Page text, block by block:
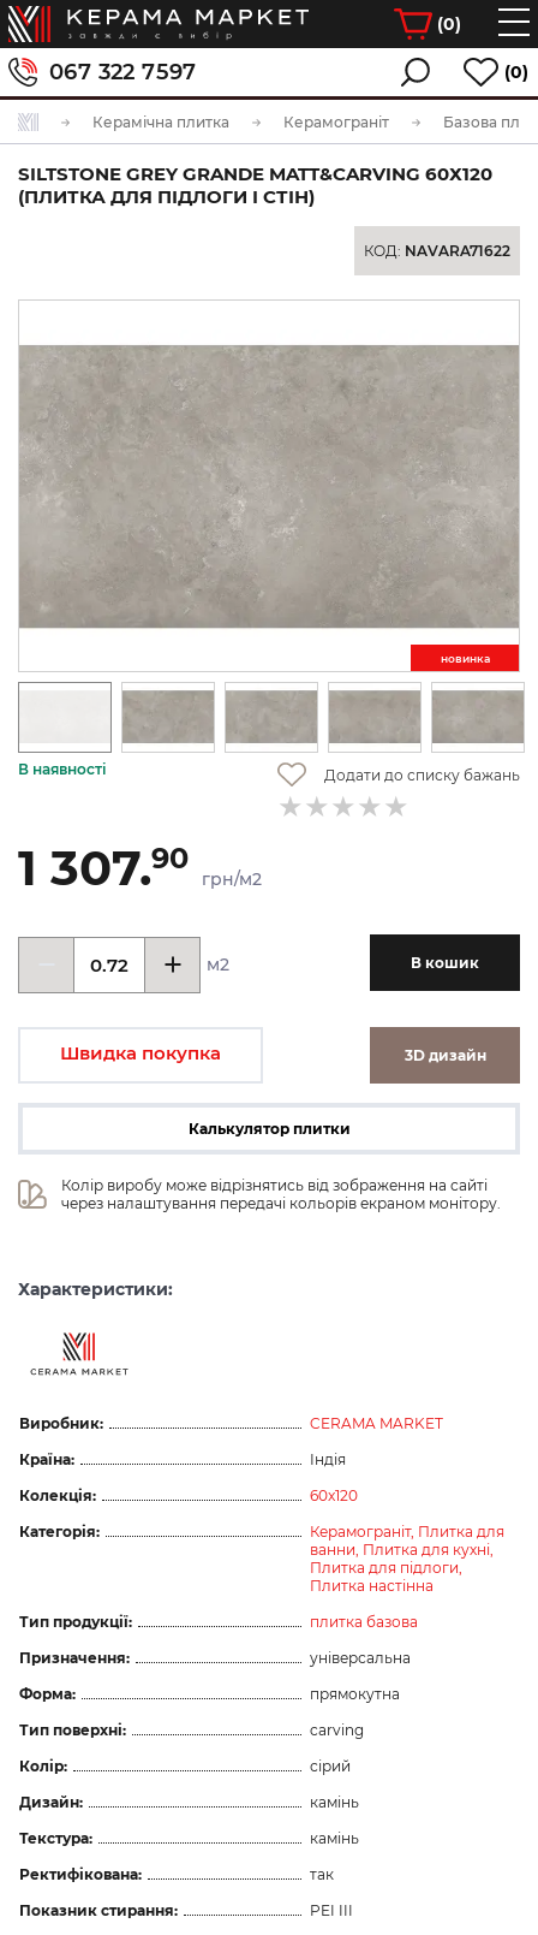
(0)
067 322 7597 (0)
Керамічна плитка Керамограніт Базова
SILTSTONE GREY GRANDE MATT&CARVING 60Х120
(ПЛИТКА ДЛЯ ПІДЛОГИ І СТІН)
КОД: NAVARA71622
новинкa
В наявності Додати до списку бажань
1 307.90
грн/м2
м2 В кошик
Швидка покупка 3D дизайн
Калькулятор плитки
Колір виробу може відрізнятись від зображення на сайті
через налаштування передачі кольорів екраном монітору.
Характеристики:
Виробник:
CERAMA MARKET
Країна:
Індія
Колекція:
60x120
Категорія:
Керамограніт, Плитка для
ванни, Плитка для кухні,
Плитка для підлоги,
Плитка настінна
Тип продукції:
плитка базова
Призначення:
універсальна
Форма:
прямокутна
Тип поверхні:
carving
Колір:
сірий
Дизайн:
камінь
Текстура:
камінь
Ректифікована:
так
Показник стирання:
PEI III